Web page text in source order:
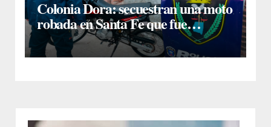
Colonia Dora: secuestran una moto
robada en Santa Fe que fue
comprada a un desconocido al
costado de la ruta